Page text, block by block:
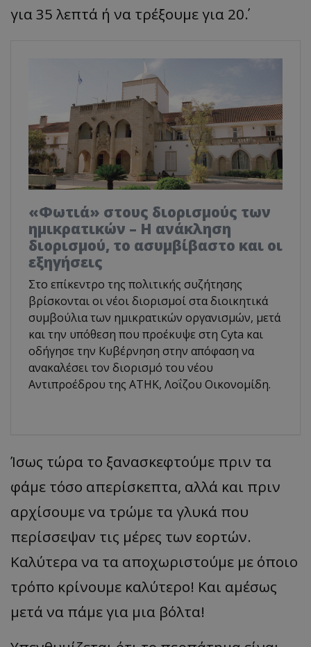
για 35 λεπτά ή να τρέξουμε για 20΄.
«Φωτιά» στους διορισμούς των
ημικρατικών – Η ανάκληση
διορισμού, το ασυμβίβαστο και οι
εξηγήσεις
Στο επίκεντρο της πολιτικής συζήτησης
βρίσκονται οι νέοι διορισμοί στα διοικητικά
συμβούλια των ημικρατικών οργανισμών, μετά
και την υπόθεση που προέκυψε στη Cyta και
οδήγησε την Κυβέρνηση στην απόφαση να
ανακαλέσει τον διορισμό του νέου
Αντιπροέδρου της ΑΤΗΚ, Λοΐζου Οικονομίδη.
Ίσως τώρα το ξανασκεφτούμε πριν τα
φάμε τόσο απερίσκεπτα, αλλά και πριν
αρχίσουμε να τρώμε τα γλυκά που
περίσσεψαν τις μέρες των εορτών.
Καλύτερα να τα αποχωριστούμε με όποιο
τρόπο κρίνουμε καλύτερο! Και αμέσως
μετά να πάμε για μια βόλτα!